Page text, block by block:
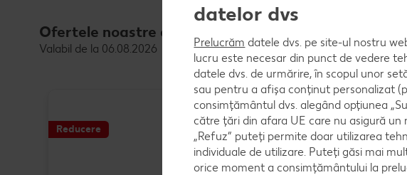
Ofertele noastre de legume proaspete
Valabil de la 06.08.2026
Reducere
datelor dvs
Prelucrăm datele dvs. pe site-ul nostru
lucru este necesar din punct de vedere
datele dvs. de urmărire, în scopul unor
sau pentru a afișa conținut personalizat
consimțământul dvs. alegând opțiunea
către țări din afara UE care nu asigură
„Refuz” puteți permite doar utilizarea
individuale de utilizare. Puteți găsi mai
orice moment a consimțământului la